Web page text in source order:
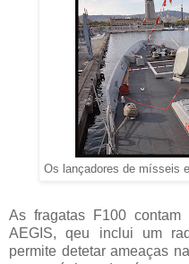
Os lançadores de mísseis
As fragatas F100 contam
AEGIS, qeu inclui um
permite detetar ameaças